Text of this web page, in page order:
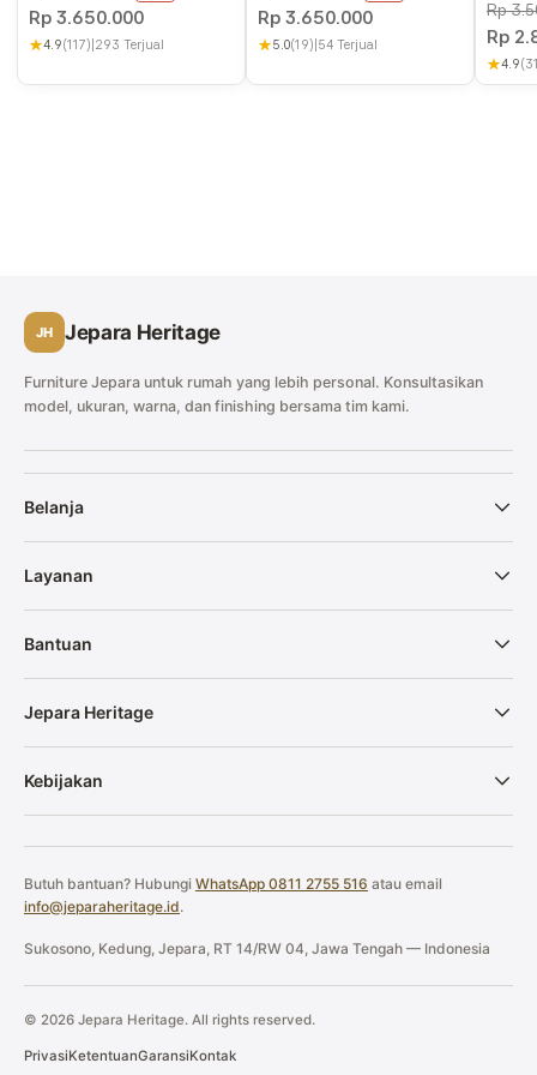
Rp 3.650.000
★4.9(117) 293 Terjual
Rp3.650.000
★5.0(19) 54 Terjual
Rp
Rp
★4.9
JH Jepara Heritage
Furniture Jepara untuk rumah yang lebih personal. Konsultasikan
model, ukuran, warna, dan finishing bersama tim kami.
Belanja
Layanan
Bantuan
Jepara Heritage
Kebijakan
Butuh bantuan? Hubungi WhatsApp 0811 2755 516 atau email
info@jeparaheritage.id.
Sukosono, Kedung, Jepara, RT 14/RW 04, Jawa Tengah — Indonesia
© 2026 Jepara Heritage. All rights reserved.
PrivasiKetentuanGaransiKontak